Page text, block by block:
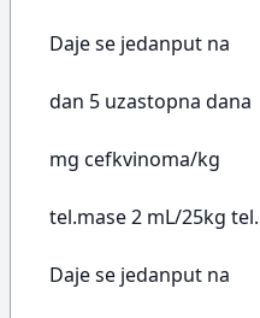
Daje se jedanput na
dan 5 uzastopna dana
mg cefkvinoma/kg
tel.mase 2 mL/25kg
Daje se jedanput na